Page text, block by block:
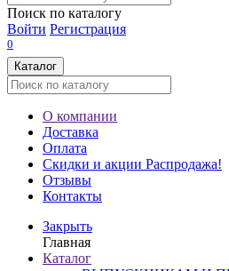
Поиск по каталогу
Войти Регистрация
0
Каталог
О компании
Доставка
Оплата
Скидки и акции Распродажа!
Отзывы
Контакты
Закрыть
Главная
Каталог